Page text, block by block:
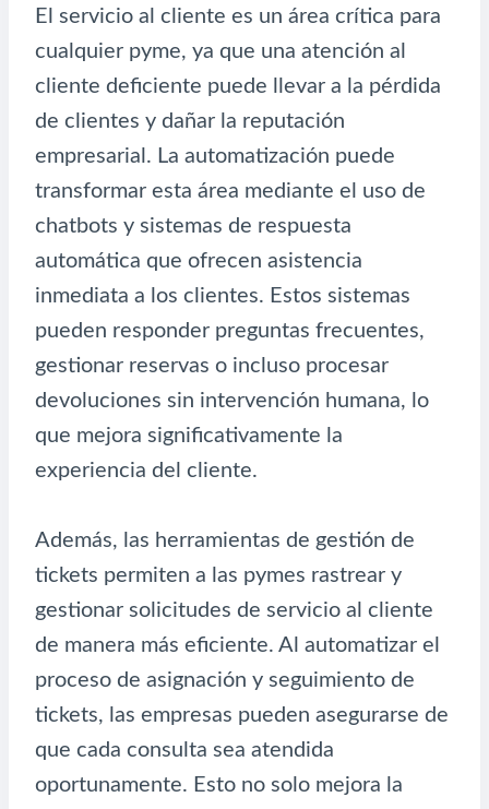
El servicio al cliente es un área crítica para
cualquier pyme, ya que una atención al
cliente deficiente puede llevar a la pérdida
de clientes y dañar la reputación
empresarial. La automatización puede
transformar esta área mediante el uso de
chatbots y sistemas de respuesta
automática que ofrecen asistencia
inmediata a los clientes. Estos sistemas
pueden responder preguntas frecuentes,
gestionar reservas o incluso procesar
devoluciones sin intervención humana, lo
que mejora significativamente la
experiencia del cliente.
Además, las herramientas de gestión de
tickets permiten a las pymes rastrear y
gestionar solicitudes de servicio al cliente
de manera más eficiente. Al automatizar el
proceso de asignación y seguimiento de
tickets, las empresas pueden asegurarse de
que cada consulta sea atendida
oportunamente. Esto no solo mejora la